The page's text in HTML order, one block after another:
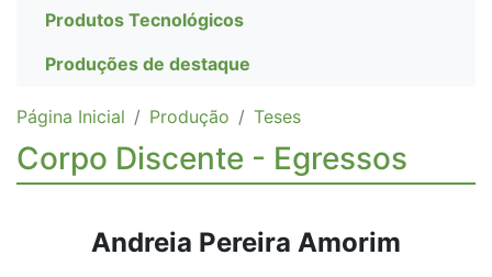
Produtos Tecnológicos
Produções de destaque
Página Inicial Produção Teses
Corpo Discente - Egressos
Andreia Pereira Amorim